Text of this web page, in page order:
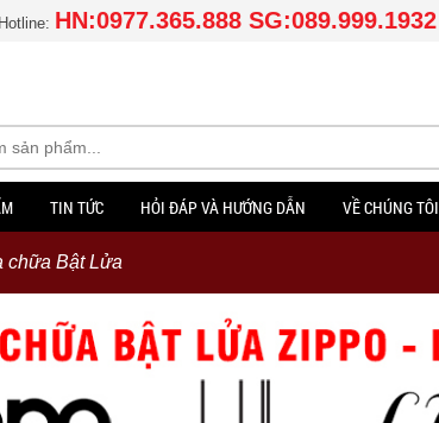
Hotline: HN:0977.365.888 SG:089.999.1932
TIN TỨC HỎI ĐÁP VÀ HƯỚNG DẪN VỀ CHÚNG TÔI
chữa Bật Lửa